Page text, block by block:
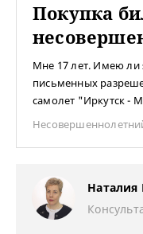
Покупка
Мне 17 лет. Имею ли
письменных
самолет "Иркутск -
Наталия